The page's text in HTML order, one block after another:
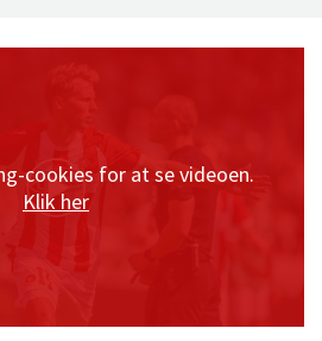
cookies for at se videoen.
Klik her